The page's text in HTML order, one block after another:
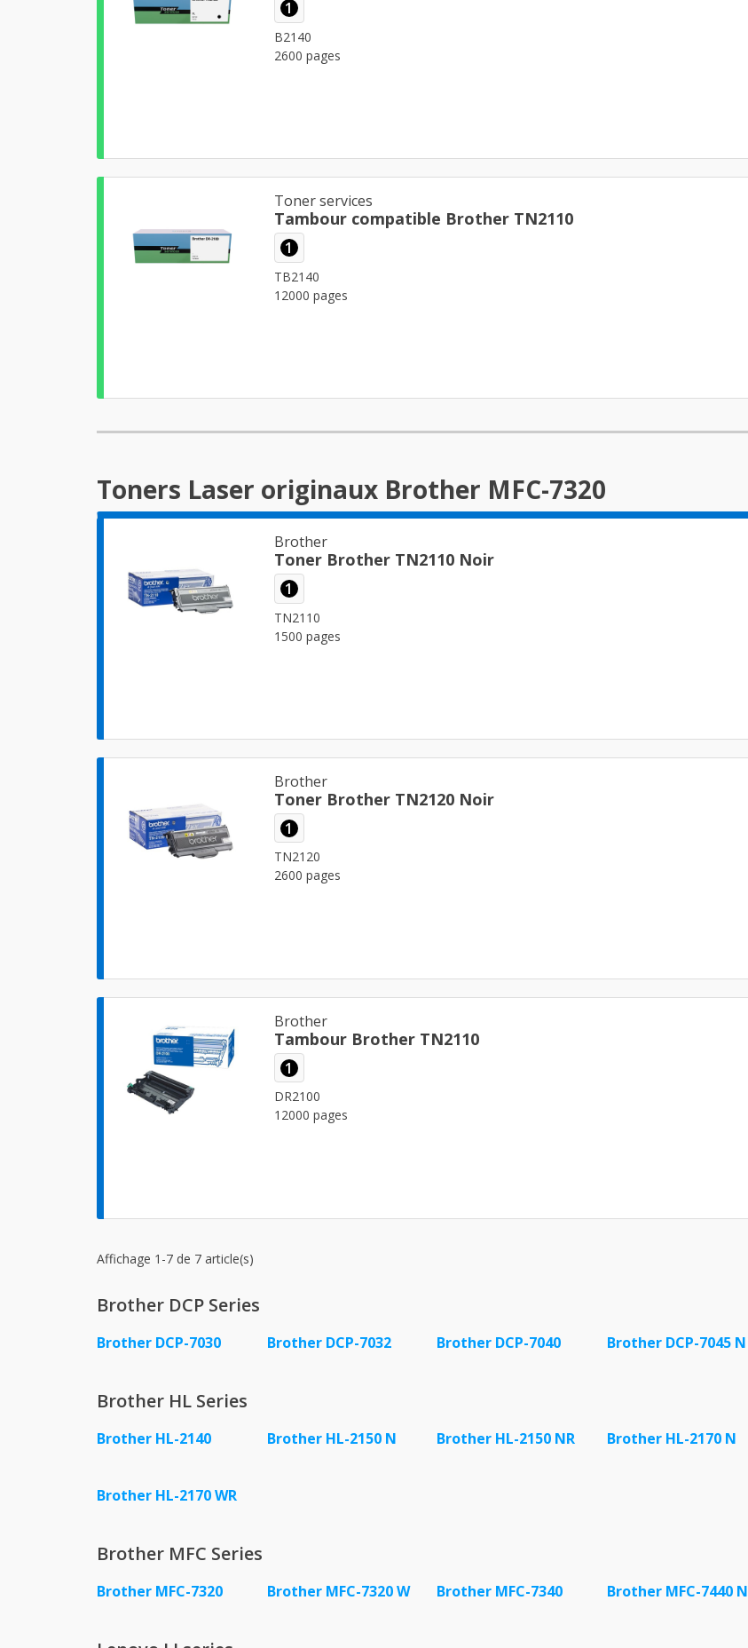
1
B2140
2600 pages
Toner services
Tambour compatible Brother TN2110
1
TB2140
12000 pages
Toners Laser originaux Brother MFC-7320
Brother
Toner Brother TN2110 Noir
1
TN2110
1500 pages
Brother
Toner Brother TN2120 Noir
1
TN2120
2600 pages
Brother
Tambour Brother TN2110
1
DR2100
12000 pages
Affichage 1-7 de 7 article(s)
Brother DCP Series
Brother DCP-7030 Brother DCP-7032 Brother DCP-7040 Brother DCP-7045 N
Brother HL Series
Brother HL-2140 Brother HL-2150 N Brother HL-2150 NR Brother HL-2170 N
Brother HL-2170 WR
Brother MFC Series
Brother MFC-7320 Brother MFC-7320 W Brother MFC-7340 Brother MFC-7440 N